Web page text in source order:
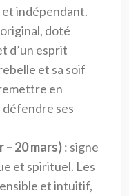
et indépendant.
doté
d’un esprit
et sa soif
en
défendre ses
– 20 mars): signe
et spirituel. Les
et intuitif,